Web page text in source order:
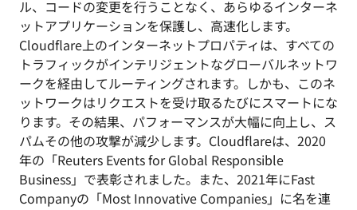
ル、コードの変更を行うことなく、あらゆるインターネ
ットアプリケーションを保護し、高速化します。
Cloudflare上のインターネットプロパティは、すべての
トラフィックがインテリジェントなグローバルネットワ
ークを経由してルーティングされます。しかも、このネ
ットワークはリクエストを受け取るたびにスマートにな
ります。その結果、パフォーマンスが大幅に向上し、ス
パムその他の攻撃が減少します。Cloudflareは、2020
年の「Reuters Events for Global Responsible
Business」で表彰されました。また、2021年にFast
Companyの「Most Innovative Companies」に名を連